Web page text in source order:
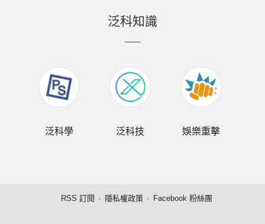
泛科知識
泛科學 泛科技 娛樂重擊
RSS 訂閱 隱私權政策 Facebook 粉絲團